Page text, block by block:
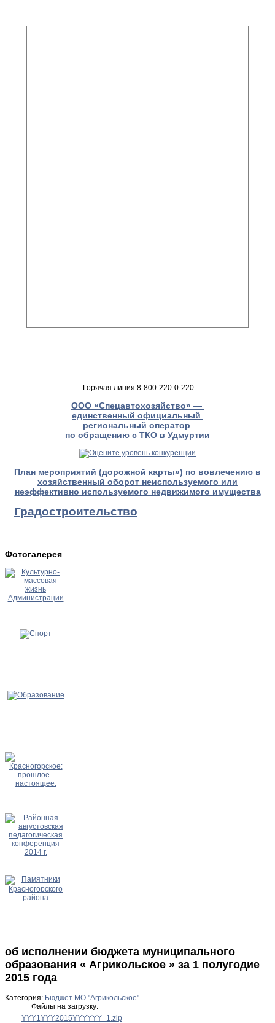
Горячая линия 8-800-220-0-220
ООО «Спецавтохозяйство» —
единственный официальный
региональный оператор
по обращению с ТКО в Удмуртии
План мероприятий (дорожной карты») по вовлечению в
хозяйственный оборот неиспользуемого или
неэффективно используемого недвижимого имущества
Градостроительство
Фотогалерея
об исполнении бюджета муниципального
образования « Агрикольское » за 1 полугодие
2015 года
Категория: Бюджет МО "Агрикольское"
Файлы на загрузку:
YYY1YYY2015YYYYYY_1.zip